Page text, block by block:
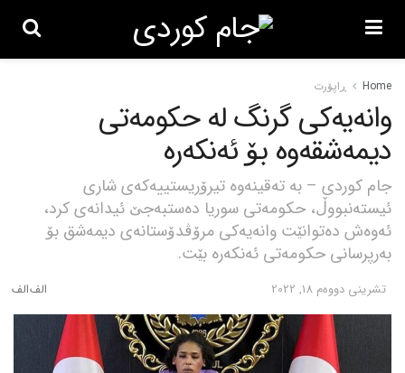
Home ڕاپۆرت
وانەیەکی گرنگ لە حکومەتی
دیمەشقەوە بۆ ئەنکەرە
جام کوردی – بە تەقینەوە تیرۆریستییەکەی شاری
ئیستەنبووڵ، حکومەتی سوریا دەستبەجێ ئیدانەی کرد،
ئەوەش دەتوانێت وانەیەکی مرۆڤدۆستانەی دیمەشق بۆ
بەرپرسانی حکومەتی ئەنکەرە بێت.
تشرینی دووه‌م 18, 2022